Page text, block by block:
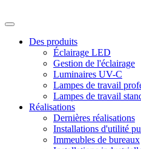
Des produits
Éclairage LED
Gestion de l'éclairage
Luminaires UV-C
Lampes de travail
Lampes de travail
Réalisations
Dernières réalisations
Installations d'utilité
Immeubles de bureaux